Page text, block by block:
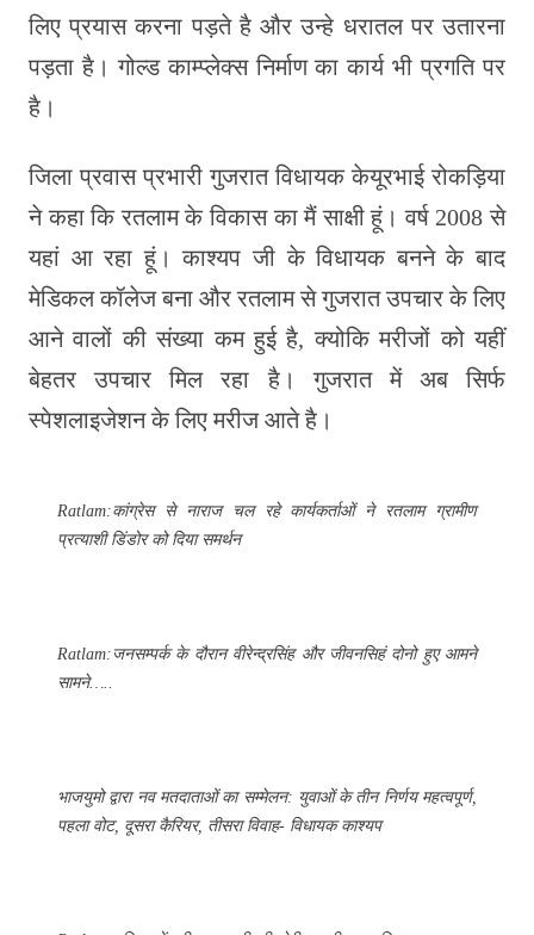
लिए प्रयास करना पड़ते है और उन्हे धरातल पर उतारना
पड़ता है। गोल्ड काम्प्लेक्स निर्माण का कार्य भी प्रगति पर
है।
जिला प्रवास प्रभारी गुजरात विधायक केयूरभाई रोकड़िया
ने कहा कि रतलाम के विकास का मैं साक्षी हूं। वर्ष 2008 से
यहां आ रहा हूं। काश्यप जी के विधायक बनने के बाद
मेडिकल कॉलेज बना और रतलाम से गुजरात उपचार के लिए
आने वालों की संख्या कम हुई है, क्योकि मरीजों को यहीं
बेहतर उपचार मिल रहा है। गुजरात में अब सिर्फ
स्पेशलाइजेशन के लिए मरीज आते है।
Ratlam:कांग्रेस से नाराज चल रहे कार्यकर्ताओं ने रतलाम ग्रामीण
प्रत्याशी डिंडोर को दिया समर्थन
Ratlam:जनसम्पर्क के दौरान वीरेन्द्रसिंह और जीवनसिहं दोनो हुए आमने
सामने…..
भाजयुमो द्वारा नव मतदाताओं का सम्मेलन: युवाओं के तीन निर्णय महत्वपूर्ण,
पहला वोट, दूसरा कैरियर, तीसरा विवाह- विधायक काश्यप